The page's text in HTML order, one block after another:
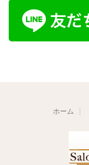
ホーム